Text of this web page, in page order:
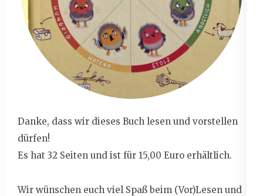
Danke, dass wir dieses Buch lesen und vorstellen
dürfen!
Es hat 32 Seiten und ist für 15,00 Euro erhältlich.
Wir wünschen euch viel Spaß beim (Vor)Lesen und